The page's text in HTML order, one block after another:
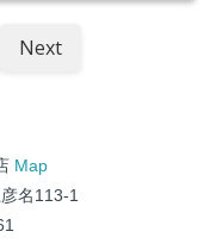
Next
Map
名113-1